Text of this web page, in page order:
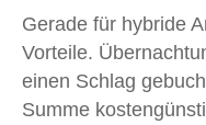
Gerade für hybride
Vorteile.
einen Schlag
Summe